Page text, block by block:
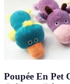
Poupée En Pet